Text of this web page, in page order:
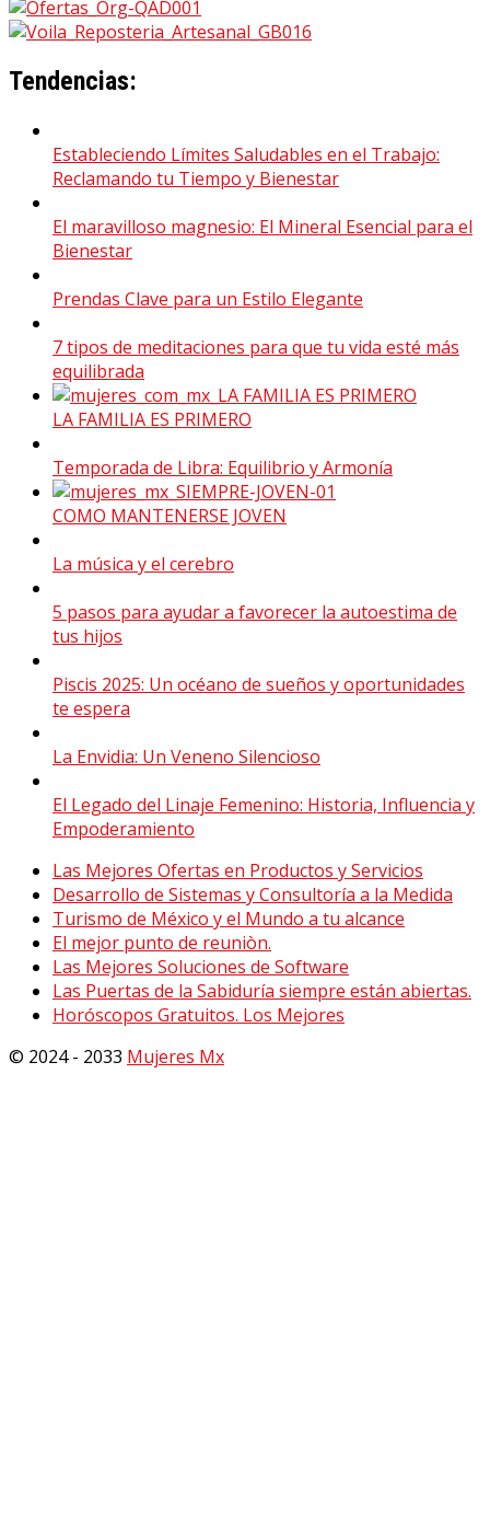
Tendencias:
Estableciendo Límites Saludables en el Trabajo:
Reclamando tu Tiempo y Bienestar
El maravilloso magnesio: El Mineral Esencial para el
Bienestar
Prendas Clave para un Estilo Elegante
7 tipos de meditaciones para que tu vida esté más
equilibrada
LA FAMILIA ES PRIMERO
Temporada de Libra: Equilibrio y Armonía
COMO MANTENERSE JOVEN
La música y el cerebro
5 pasos para ayudar a favorecer la autoestima de
tus hijos
Piscis 2025: Un océano de sueños y oportunidades
te espera
La Envidia: Un Veneno Silencioso
El Legado del Linaje Femenino: Historia, Influencia y
Empoderamiento
Las Mejores Ofertas en Productos y Servicios
Desarrollo de Sistemas y Consultoría a la Medida
Turismo de México y el Mundo a tu alcance
El mejor punto de reuniòn.
Las Mejores Soluciones de Software
Las Puertas de la Sabiduría siempre están abiertas.
Horóscopos Gratuitos. Los Mejores
© 2024 - 2033 Mujeres Mx